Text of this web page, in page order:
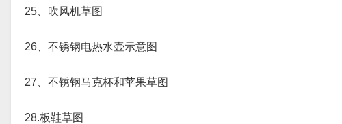
25、吹风机草图
26、不锈钢电热水壶示意图
27、不锈钢马克杯和苹果草图
28.板鞋草图